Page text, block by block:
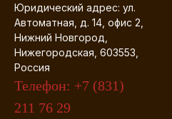
Юридический адрес: ул.
Автоматная, д. 14, офис 2,
Нижний Новгород,
Нижегородская, 603553,
Россия
Телефон: +7 (831)
211 76 29